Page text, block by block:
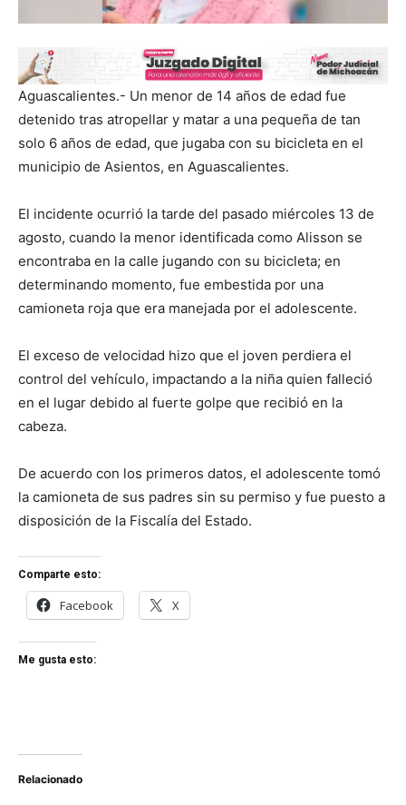
Aguascalientes.- Un menor de 14 años de edad fue
detenido tras atropellar y matar a una pequeña de tan
solo 6 años de edad, que jugaba con su bicicleta en el
municipio de Asientos, en Aguascalientes.
El incidente ocurrió la tarde del pasado miércoles 13 de
agosto, cuando la menor identificada como Alisson se
encontraba en la calle jugando con su bicicleta; en
determinando momento, fue embestida por una
camioneta roja que era manejada por el adolescente.
El exceso de velocidad hizo que el joven perdiera el
control del vehículo, impactando a la niña quien falleció
en el lugar debido al fuerte golpe que recibió en la
cabeza.
De acuerdo con los primeros datos, el adolescente tomó
la camioneta de sus padres sin su permiso y fue puesto a
disposición de la Fiscalía del Estado.
Comparte esto:
Facebook X
Me gusta esto:
Relacionado